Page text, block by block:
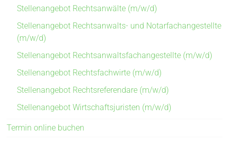
Stellenangebot Rechtsanwälte (m/w/d)
Stellenangebot Rechtsanwalts- und Notarfachangestellte
(m/w/d)
Stellenangebot Rechtsanwaltsfachangestellte (m/w/d)
Stellenangebot Rechtsfachwirte (m/w/d)
Stellenangebot Rechtsreferendare (m/w/d)
Stellenangebot Wirtschaftsjuristen (m/w/d)
Termin online buchen